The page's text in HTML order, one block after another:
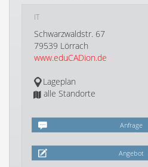
IT
Schwarzwaldstr. 67
79539 Lörrach
www.eduCADion.de
Lageplan
alle Standorte
Anfrage
Angebot